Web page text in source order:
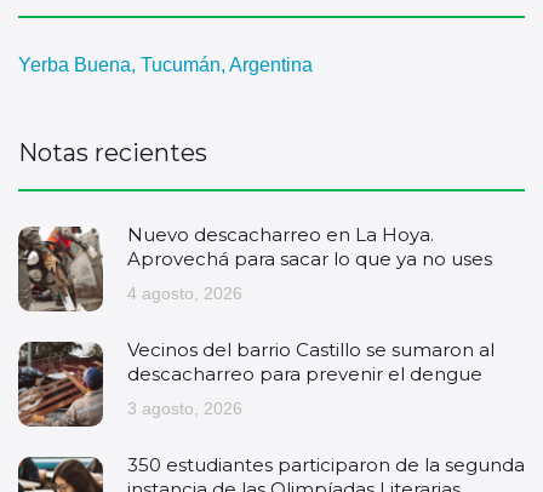
Yerba Buena, Tucumán, Argentina
Notas recientes
Nuevo descacharreo en La Hoya.
Aprovechá para sacar lo que ya no uses
4 agosto, 2026
Vecinos del barrio Castillo se sumaron al
descacharreo para prevenir el dengue
3 agosto, 2026
350 estudiantes participaron de la segunda